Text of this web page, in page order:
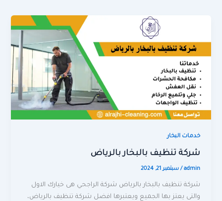
خدمات البخار
شركة تنظيف بالبخار بالرياض
admin
/سبتمبر 21, 2024
شركة تنظيف بالبخار بالرياض شركة الراجحي هى خيارك الاول
والتى يعتز بها الجميع ويعتبرها افضل شركة تنظيف بالرياض،